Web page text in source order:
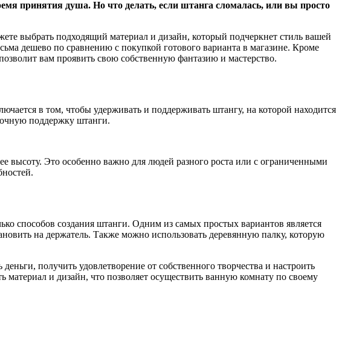
принятия душа. Но что делать, если штанга сломалась, или вы просто
выбрать подходящий материал и дизайн, который подчеркнет стиль вашей
дешево по сравнению с покупкой готового варианта в магазине. Кроме
вам проявить свою собственную фантазию и мастерство.
в том, чтобы удерживать и поддерживать штангу, на которой находится
поддержку штанги.
высоту. Это особенно важно для людей разного роста или с ограниченными
способов создания штанги. Одним из самых простых вариантов является
на держатель. Также можно использовать деревянную палку, которую
получить удовлетворение от собственного творчества и настроить
материал и дизайн, что позволяет осуществить ванную комнату по своему